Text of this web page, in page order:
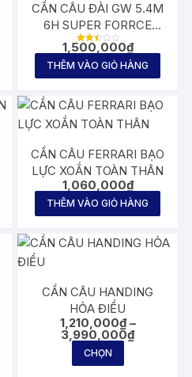
CẦN CÂU ĐÀI GW 5.4M
6H SUPER FORRCE
SPECIAL
Được
hạng
5
1,500,000₫
THÊM VÀO GIỎ HÀNG
CẦN CÂU FERRARI BẠO
LỰC XOẮN TOÀN THÂN
1,060,000₫
THÊM VÀO GIỎ HÀNG
CẦN CÂU HANDING
HỎA ĐIỂU
1,210,000₫ –
3,990,000₫Khoảng
giá:
CHỌN
phẩm